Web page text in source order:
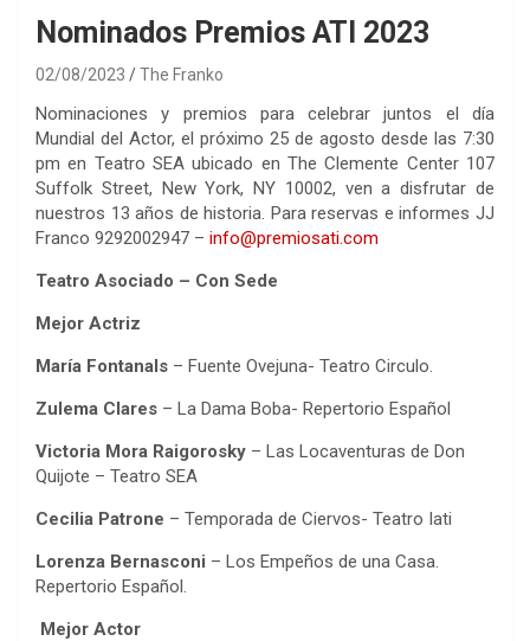
Nominados Premios ATI 2023
02/08/2023 The Franko
Nominaciones y premios para celebrar juntos el día
Mundial del Actor, el próximo 25 de agosto desde las 7:30
pm en Teatro SEA ubicado en The Clemente Center 107
Suffolk Street, New York, NY 10002, ven a disfrutar de
nuestros 13 años de historia. Para reservas e informes JJ
Franco 9292002947 – info@premiosati.com
Teatro Asociado – Con Sede
Mejor Actriz
María Fontanals – Fuente Ovejuna- Teatro Circulo.
Zulema Clares – La Dama Boba- Repertorio Español
Victoria Mora Raigorosky – Las Locaventuras de Don
Quijote – Teatro SEA
Cecilia Patrone – Temporada de Ciervos- Teatro Iati
Lorenza Bernasconi – Los Empeños de una Casa.
Repertorio Español.
Mejor Actor